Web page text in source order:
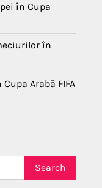
în Cupa
în
Arabă FIFA